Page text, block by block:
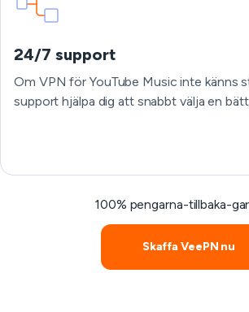
24/7 support
Om VPN för YouTube Music inte känns
support hjälpa dig att snabbt välja en
100% pengarna-tillbaka-
Skaffa VeePN nu